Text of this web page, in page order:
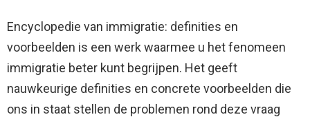
Encyclopedie van immigratie: definities en
voorbeelden is een werk waarmee u het fenomeen
immigratie beter kunt begrijpen. Het geeft
nauwkeurige definities en concrete voorbeelden die
ons in staat stellen de problemen rond deze vraag